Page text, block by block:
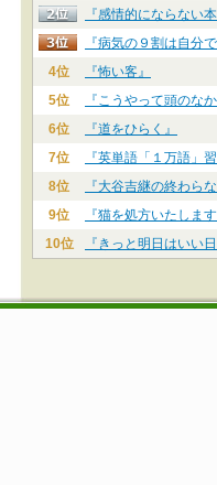
『感情的にならない本
『病気の９割は自分
4位
『怖い客』
5位
『こうやって頭のな
6位
『道をひらく』
7位
『英単語「１万語」習
8位
『大谷吉継の終わら
9位
『猫を処方いたします
10位
『きっと明日はいい日